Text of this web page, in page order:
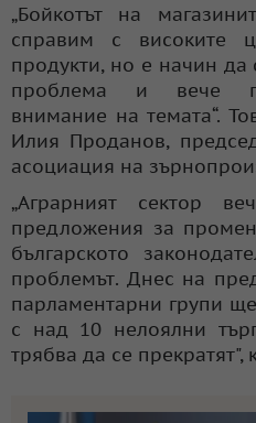
„Бойкотът на
справим с високите
продукти, но е начин
проблема и вече
внимание на темата“.
Илия Проданов,
асоциация на
„Аграрният сектор
предложения за
българското
проблемът. Днес на
парламентарни групи
с над 10 нелоялни
трябва да се